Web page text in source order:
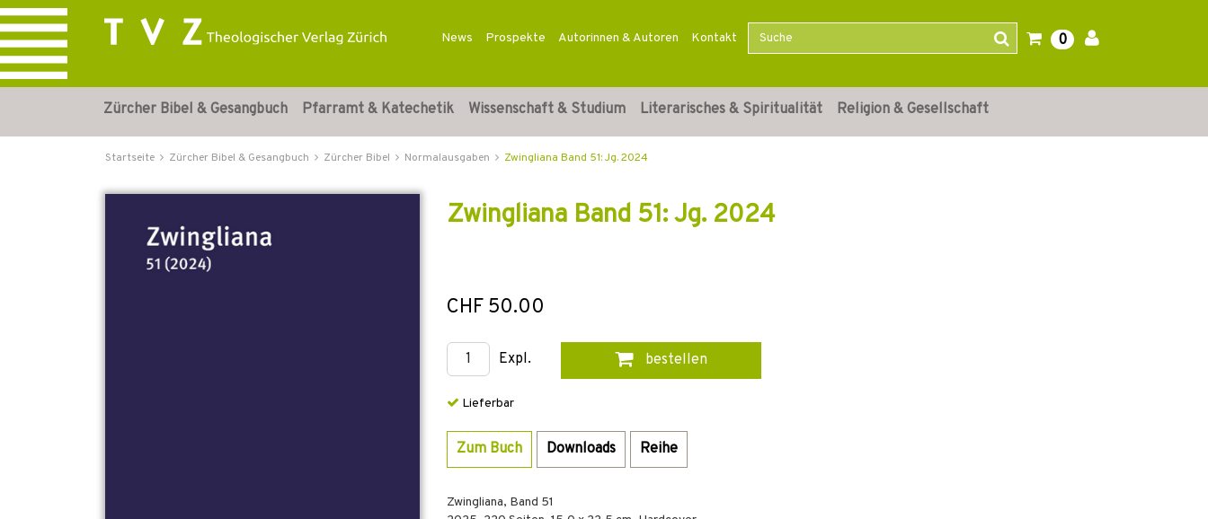
News Prospekte Autorinnen & Autoren Kontakt 0
Zürcher Bibel & Gesangbuch Pfarramt & Katechetik Wissenschaft & Studium Literarisches & Spiritualität Religion & Gesellschaft
Startseite Zürcher Bibel & Gesangbuch Zürcher Bibel Normalausgaben Zwingliana Band 51: Jg. 2024
Zwingliana Band 51: Jg. 2024
CHF 50.00
Expl. bestellen
Lieferbar
Zum Buch Downloads Reihe
Zwingliana, Band 51